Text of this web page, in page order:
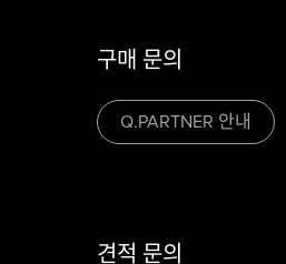
구매 문의
Q.PARTNER 안내
견적 문의